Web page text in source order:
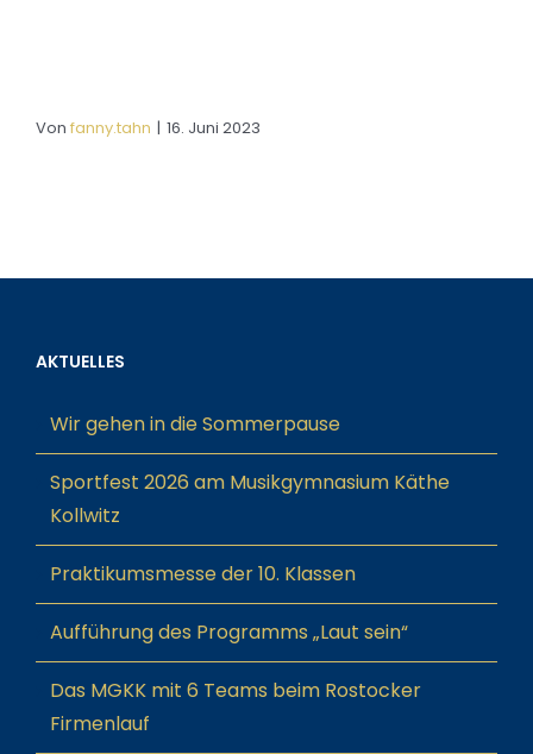
Von fanny.tahn | 16. Juni 2023
AKTUELLES
Wir gehen in die Sommerpause
Sportfest 2026 am Musikgymnasium Käthe
Kollwitz
Praktikumsmesse der 10. Klassen
Aufführung des Programms „Laut sein“
Das MGKK mit 6 Teams beim Rostocker
Firmenlauf